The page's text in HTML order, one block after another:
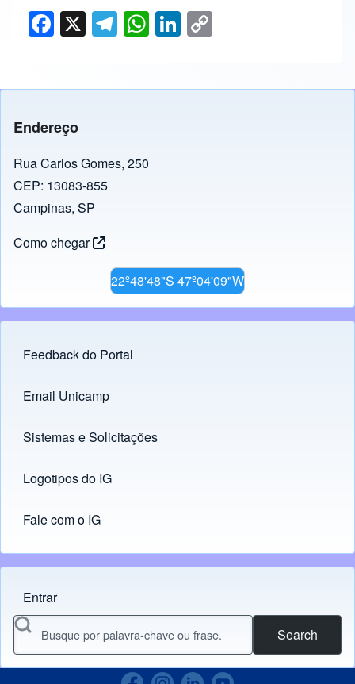
F
a
e
b
o
o
k
X T
el
gr
W
h
s
Li
n
e y
Endereço
Rua Carlos Gomes, 250
CEP: 13083-855
Campinas, SP
Como chegar
22º48'48"S 47º04'09"W
Footer menu
Feedback do Portal
Links
Email Unicamp
(opens in new tab)
Sistemas e Solicitações
(opens in new tab)
Logotipos do IG
(opens in new tab)
Fale com o IG
Menu do usuário
Entrar
Search